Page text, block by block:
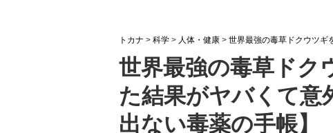
トカナ > 科学 > 人体・健康 > 世界最強の毒草ドクウツギ
世界最強の毒草ドク
た結果がヤバくて意
出ない毒薬の手帳】